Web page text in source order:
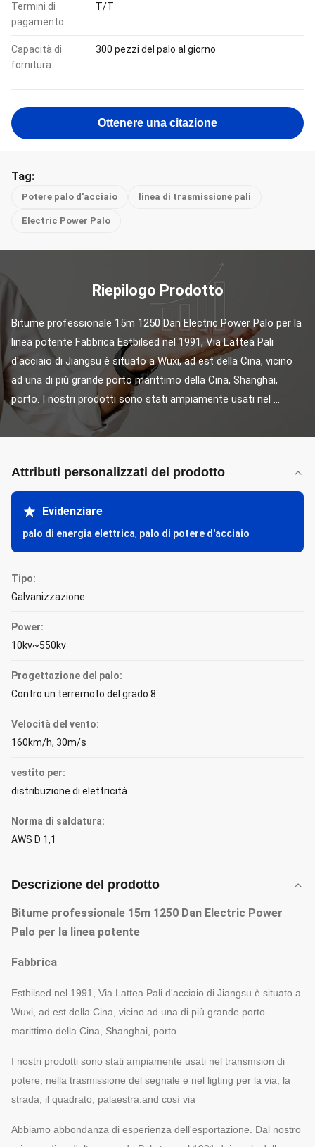
Termini di
pagamento:
T/T
Capacità di
fornitura:
300 pezzi del palo al giorno
Ottenere una citazione
Tag:
Potere palo d'acciaio linea di trasmissione pali
Electric Power Palo
Riepilogo Prodotto
Bitume professionale 15m 1250 Dan Electric Power Palo per la
linea potente Fabbrica Estbilsed nel 1991, Via Lattea Pali
d'acciaio di Jiangsu è situato a Wuxi, ad est della Cina, vicino
ad una di più grande porto marittimo della Cina, Shanghai,
porto. I nostri prodotti sono stati ampiamente usati nel ...
Attributi personalizzati del prodotto
Evidenziare
palo di energia elettrica, palo di potere d'acciaio
Tipo:
Galvanizzazione
Power:
10kv~550kv
Progettazione del palo:
Contro un terremoto del grado 8
Velocità del vento:
160km/h, 30m/s
vestito per:
distribuzione di elettricità
Norma di saldatura:
AWS D 1,1
Descrizione del prodotto
Bitume professionale 15m 1250 Dan Electric Power
Palo per la linea potente
Fabbrica
Estbilsed nel 1991, Via Lattea Pali d'acciaio di Jiangsu è situato a
Wuxi, ad est della Cina, vicino ad una di più grande porto
marittimo della Cina, Shanghai, porto.
I nostri prodotti sono stati ampiamente usati nel transmsion di
potere, nella trasmissione del segnale e nel ligting per la via, la
strada, il quadrato, palaestra.and così via
Abbiamo abbondanza di esperienza dell'esportazione. Dal nostro